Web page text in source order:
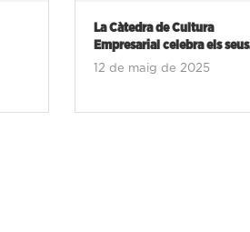
La Càtedra de Cultura
Empresarial celebra els seus...
12 de maig de 2025